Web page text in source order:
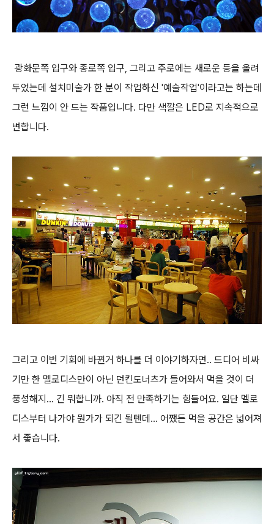
광화문쪽 입구와 종로쪽 입구, 그리고 주로에는 새로운 등을 올려
두었는데 설치미술가 한 분이 작업하신 '예술작업'이라고는 하는데
그런 느낌이 안 드는 작품입니다. 다만 색깔은 LED로 지속적으로
변합니다.
그리고 이번 기회에 바뀐거 하나를 더 이야기하자면.. 드디어 비싸
기만 한 멜로디스만이 아닌 던킨도너츠가 들어와서 먹을 것이 더
풍성해지... 긴 뭐합니까. 아직 전 만족하기는 힘들어요. 일단 멜로
디스부터 나가야 뭔가가 되긴 될텐데... 어쨌든 먹을 공간은 넓어져
서 좋습니다.